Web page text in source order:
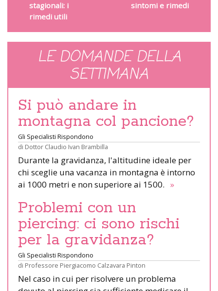
stagionali: i
rimedi utili
sintomi e rimedi
LE DOMANDE DELLA
SETTIMANA
Si può andare in
montagna col pancione?
Gli Specialisti Rispondono
di Dottor Claudio Ivan Brambilla
Durante la gravidanza, l'altitudine ideale per
chi sceglie una vacanza in montagna è intorno
ai 1000 metri e non superiore ai 1500. »
Problemi con un
piercing: ci sono rischi
per la gravidanza?
Gli Specialisti Rispondono
di Professore Piergiacomo Calzavara Pinton
Nel caso in cui per risolvere un problema